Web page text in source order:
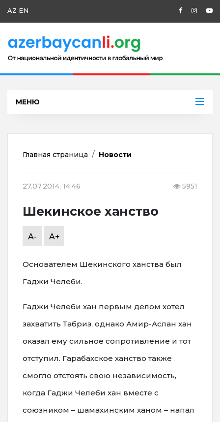
AZ EN
МЕНЮ
Главная страница Новости
27.07.2014, 14:46 5951
Шекинское ханство
A- A+
Основателем Шекинского ханства был
Гаджи Челеби.
Гаджи Челеби хан первым делом хотел
захватить Табриз, однако Амир-Аслан хан
оказал ему сильное сопротивление и тот
отступил. Гарабахское ханство также
смогло отстоять свою независимость,
когда Гаджи Челеби хан вместе с
союзником – шамахинским ханом – напал